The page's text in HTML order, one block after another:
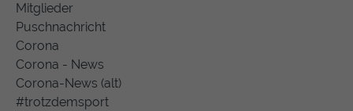
Mitglieder
Puschnachricht
Corona
Corona - News
Corona-News (alt)
#trotzdemsport